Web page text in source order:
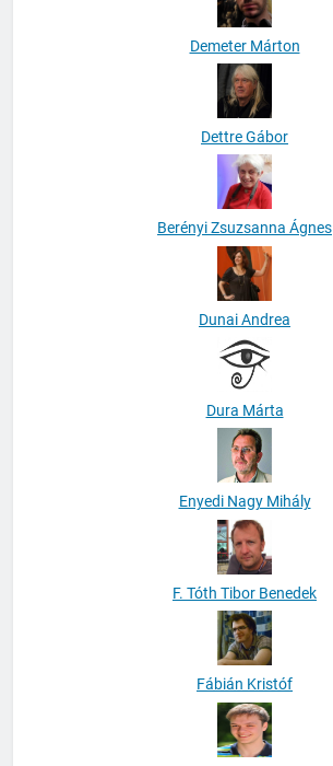
Demeter Márton
Dettre Gábor
Berényi Zsuzsanna Ágnes
Dunai Andrea
Dura Márta
Enyedi Nagy Mihály
F. Tóth Tibor Benedek
Fábián Kristóf